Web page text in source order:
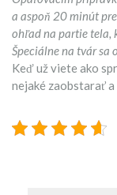
a aspoň 20 minút
ohľad na partie tela,
Špeciálne na tvár sa
Keď už viete ako
nejaké zaobstarať